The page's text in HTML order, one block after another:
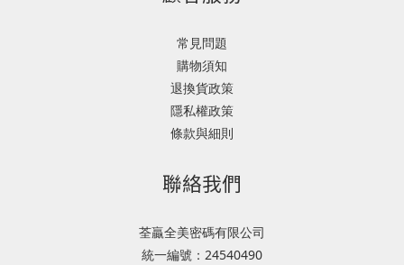
常見問題
購物須知
退換貨政策
隱私權政策
條款與細則
聯絡我們
荃贏全美密碼有限公司
統一編號：24540490